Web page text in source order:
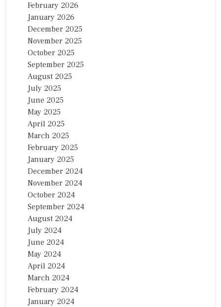
February 2026
January 2026
December 2025
November 2025
October 2025
September 2025
August 2025
July 2025
June 2025
May 2025
April 2025
March 2025
February 2025
January 2025
December 2024
November 2024
October 2024
September 2024
August 2024
July 2024
June 2024
May 2024
April 2024
March 2024
February 2024
January 2024